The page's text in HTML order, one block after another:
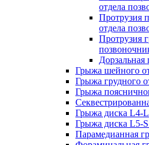
отдела
Протрузия
отдела
Протрузия
Дорзальная
Грыжа шейного
Грыжа грудного
Грыжа
Грыжа диска L4-
Грыжа диска L5-
Парамедианная